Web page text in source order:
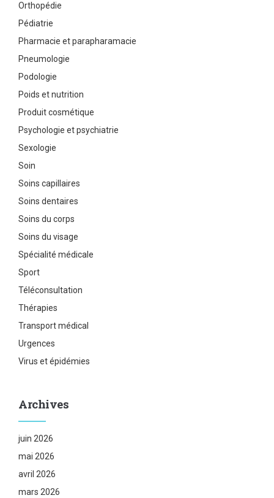
Orthopédie
Pédiatrie
Pharmacie et parapharamacie
Pneumologie
Podologie
Poids et nutrition
Produit cosmétique
Psychologie et psychiatrie
Sexologie
Soin
Soins capillaires
Soins dentaires
Soins du corps
Soins du visage
Spécialité médicale
Sport
Téléconsultation
Thérapies
Transport médical
Urgences
Virus et épidémies
Archives
juin 2026
mai 2026
avril 2026
mars 2026